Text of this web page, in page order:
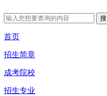
首页
招生简章
成考院校
招生专业